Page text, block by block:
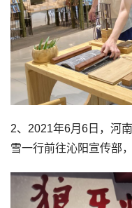
2、2021年6月6日，河
雪一行前往沁阳宣传部